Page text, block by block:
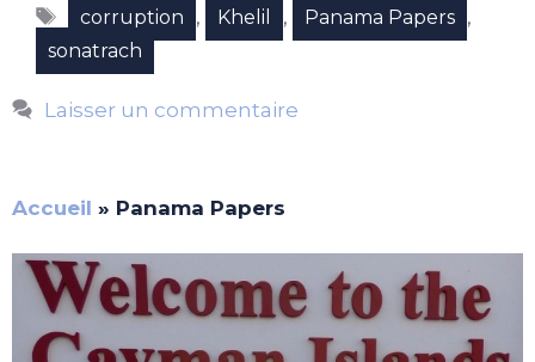
Étiquettes
corruption , Khelil , Panama Papers ,
sonatrach
Laisser un commentaire
Accueil » Panama Papers